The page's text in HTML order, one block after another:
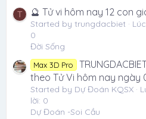
T 🔮 Tử vi hôm nay 12 con
Started by trungdacbiet
0
Đời Sống
Max 3D Pro
theo Tử Vi hôm nay ngày
Started by Dự Đoán KQSX
lời: 0
Dự Đoán -Soi Cầu